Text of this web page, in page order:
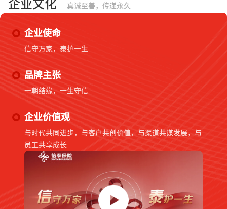
企业文化 真诚至善，传递永久
企业使命
信守万家，泰护一生
品牌主张
一朝结缘，一生守信
企业价值观
与时代共同进步，与客户共创价值，与渠道共谋发展，与
员工共享成长